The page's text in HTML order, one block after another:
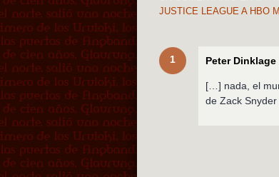
JUSTICE LEAGUE A HBO
1 Peter
[…] nada, el
de Zack